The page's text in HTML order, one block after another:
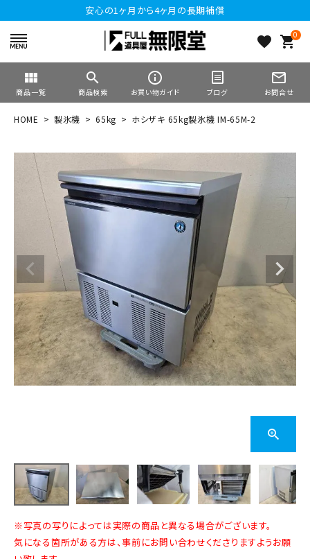
安心の1ヶ月から4ヶ月の長期補償
favorite 0
shopping_cart
view_module
商品一覧
search
商品検索
info_outline
お買い物ガイド ブログ
mail_outline
お問合せ
HOME 製氷機 65kg ホシザキ 65kg製氷機 IM-65M-2
※写真の写りによっては実際の商品と異なる場合がございます。
気になる箇所がある方は、事前にお問い合わせくださりますようお願